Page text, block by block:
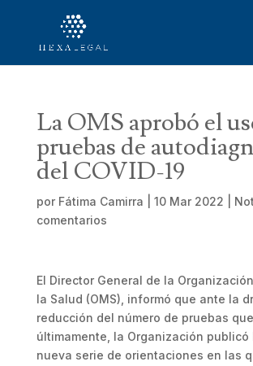
La OMS aprobó el
pruebas de
del COVID-19
por Fátima Camirra 10 Mar 2022
comentarios
El Director General de la
la Salud (OMS), informó que ante la
reducción del número de pruebas
últimamente, la Organización publicó
nueva serie de orientaciones en las